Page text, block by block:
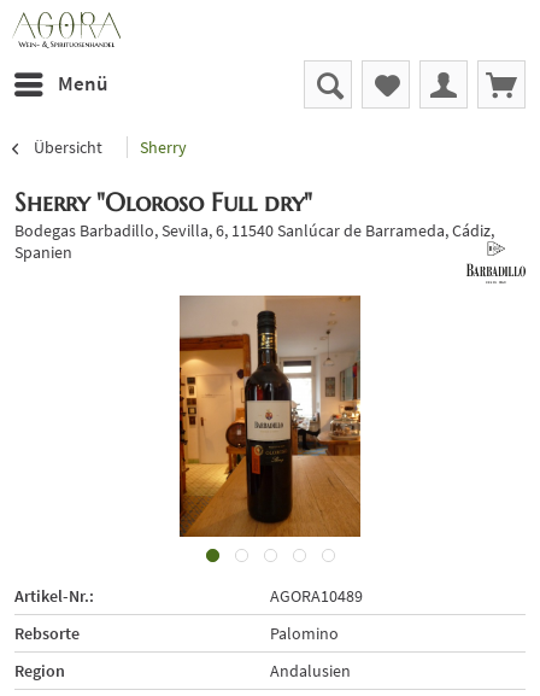
Menü
Übersicht Sherry
Sherry "Oloroso Full dry"
Bodegas Barbadillo, Sevilla, 6, 11540 Sanlúcar de Barrameda, Cádiz,
Spanien
Artikel-Nr.:
AGORA10489
Rebsorte
Palomino
Region
Andalusien